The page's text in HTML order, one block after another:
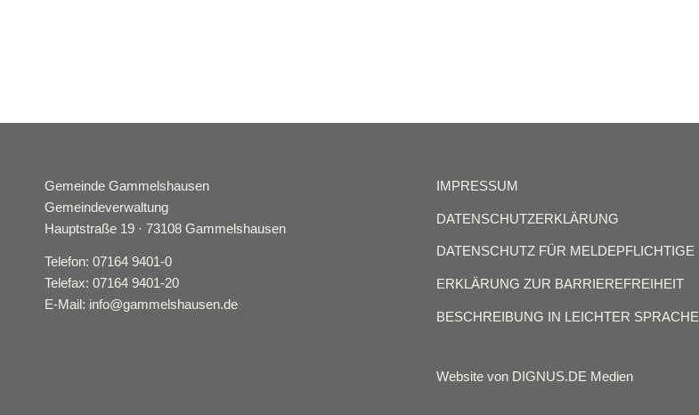
Gemeinde Gammelshausen
Gemeindeverwaltung
Hauptstraße 19 · 73108 Gammelshausen
Telefon: 07164 9401-0
Telefax: 07164 9401-20
E-Mail: info@gammelshausen.de
IMPRESSUM
DATENSCHUTZERKLÄRUNG
DATENSCHUTZ FÜR MELDEPFLICHTIGE
ERKLÄRUNG ZUR BARRIEREFREIHEIT
BESCHREIBUNG IN LEICHTER SPRACHE
Website von DIGNUS.DE Medien